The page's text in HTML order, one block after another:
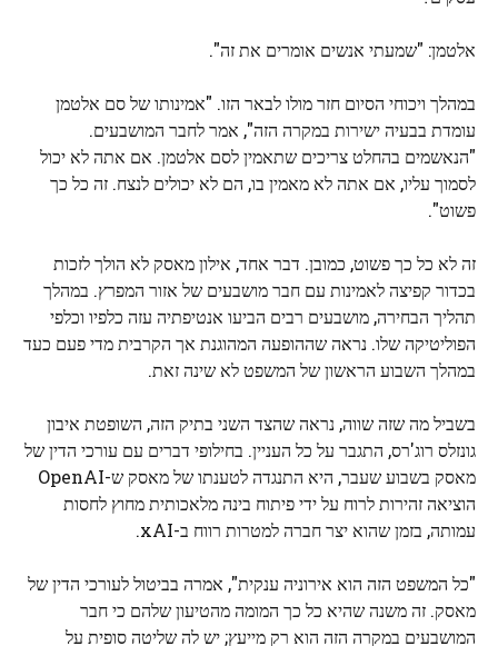
אלטמן: "שמעתי אנשים אומרים את זה".
במהלך ויכוחי הסיום חזר מולו לבאר הזו. "אמינותו של סם אלטמן
עומדת בבעיה ישירות במקרה הזה", אמר לחבר המושבעים.
"הנאשמים בהחלט צריכים שתאמין לסם אלטמן. אם אתה לא יכול
לסמוך עליו, אם אתה לא מאמין בו, הם לא יכולים לנצח. זה כל כך
פשוט".
זה לא כל כך פשוט, כמובן. דבר אחד, אילון מאסק לא הולך לזכות
בכדור קפיצה לאמינות עם חבר מושבעים של אזור המפרץ. במהלך
תהליך הבחירה, מושבעים רבים הביעו אנטיפתיה עזה כלפיו וכלפי
הפוליטיקה שלו. נראה שההופעה המהוגנת אך הקרבית מדי פעם כעד
במהלך השבוע הראשון של המשפט לא שינה זאת.
בשביל מה שזה שווה, נראה שהצד השני בתיק הזה, השופטת איבון
גונזלס רוג'רס, התגבר על כל העניין. בחילופי דברים עם עורכי הדין של
מאסק בשבוע שעבר, היא התנגדה לטענתו של מאסק ש-OpenAI
הוציאה זהירות לרוח על ידי פיתוח בינה מלאכותית מחוץ לחסות
עמותה, בזמן שהוא יצר חברה למטרות רווח ב-xAI.
"כל המשפט הזה הוא אירוניה ענקית", אמרה בביטול לעורכי הדין של
מאסק. זה משנה שהיא כל כך המומה מהטיעון שלהם כי חבר
המושבעים במקרה הזה הוא רק מייעץ; יש לה שליטה סופית על